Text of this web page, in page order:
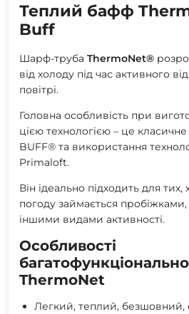
Теплий бафф
Buff
Шарф-труба ThermoNet®
від холоду під час активного
повітрі.
Головна особливість при
цією технологією – це
BUFF® та використання
Primaloft.
Він ідеально підходить для
погоду займається
іншими видами активності.
Особливості
ThermoNet
Легкий, теплий, безшовний,